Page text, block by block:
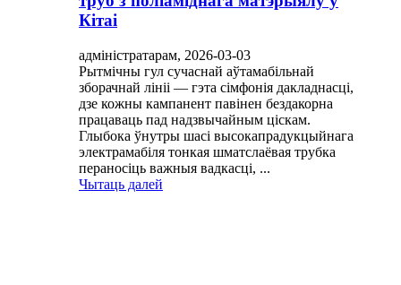
Кітаі
адміністратарам, 2026-03-03
Рытмічны гул сучаснай аўтамабільнай
зборачнай лініі — гэта сімфонія дакладнасці,
дзе кожны кампанент павінен бездакорна
працаваць пад надзвычайным ціскам.
Глыбока ўнутры шасі высокапрадукцыйнага
электрамабіля тонкая шматслаёвая трубка
пераносіць важныя вадкасці, ...
Чытаць далей